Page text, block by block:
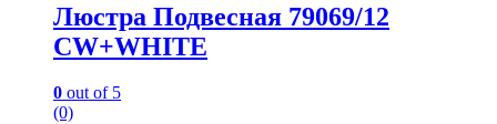
Люстра Подвесная 79069/12
CW+WHITE
0 out of 5
(0)